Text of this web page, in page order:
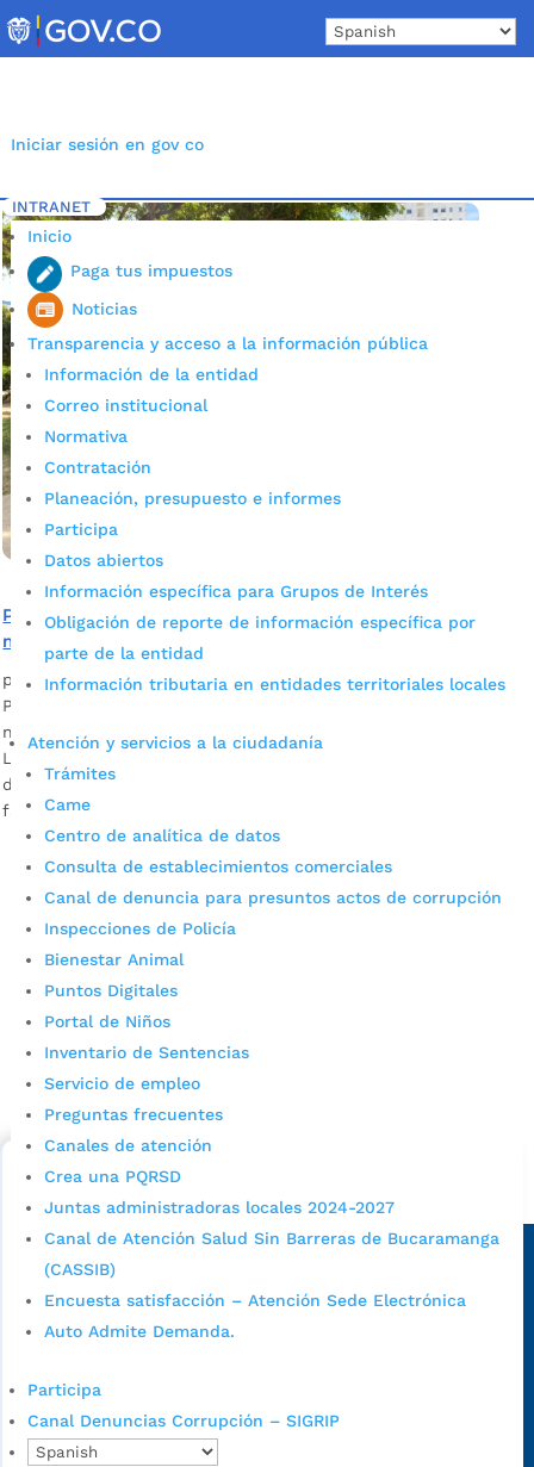
to
content
Iniciar sesión en gov co
INTRANET
Inicio
Paga tus impuestos
Noticias
Transparencia y acceso a la información pública
Información de la entidad
Correo institucional
Normativa
Contratación
Planeación, presupuesto e informes
Participa
Datos abiertos
Información específica para Grupos de Interés
Obligación de reporte de información específica por
parte de la entidad
Información tributaria en entidades territoriales locales
Atención y servicios a la ciudadanía
Trámites
Came
Centro de analítica de datos
Consulta de establecimientos comerciales
Canal de denuncia para presuntos actos de corrupción
Inspecciones de Policía
Bienestar Animal
Puntos Digitales
Portal de Niños
Inventario de Sentencias
Servicio de empleo
Preguntas frecuentes
Canales de atención
Crea una PQRSD
Juntas administradoras locales 2024-2027
Canal de Atención Salud Sin Barreras de Bucaramanga
(CASSIB)
Encuesta satisfacción – Atención Sede Electrónica
Auto Admite Demanda.
Participa
Canal Denuncias Corrupción – SIGRIP
Inicio 5 Etiqueta: gestores
Policía y Gestores de Convivencia trabajan para
mantener parques iluminados y seguros
por Alcaldía de Bucaramanga| Dic 10, 2023|Noticias
Para que los bumangueses puedan disfrutar de las fiestas
navideñas en un ambiente seguro y ordenado, el Gobierno
Local, a través de la Secretaría del Interior, puso a
disposición este equipo que velará por la tranquilidad de las
familias en los parques. ¿Cuál es la...
Cupos Escolares Bucaramanga 2022
Consulta aqui los pasos para inscribirse y solicitar un
cupo escolar en los colegios oficiales de
Bucaramanga.
Alcaldía de Bucaramanga
Sede principal